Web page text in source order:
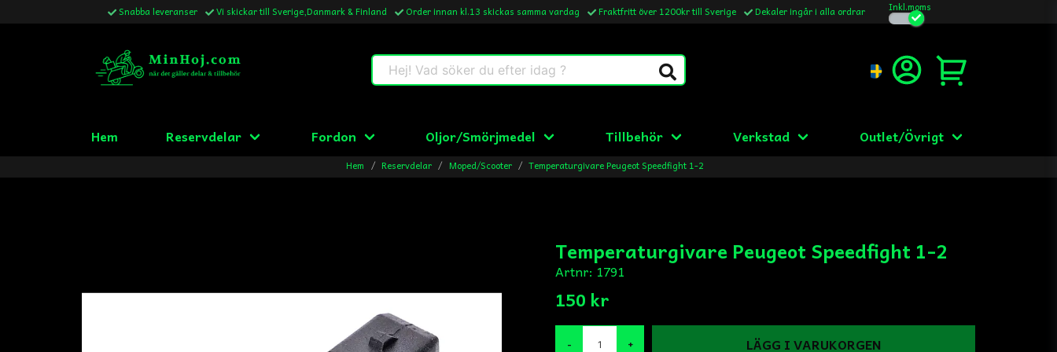
Snabba leveranser Vi skickar till Sverige,Danmark & Finland Order innan kl.13 skickas samma vardag Fraktfritt över 1200kr till Sverige Dekaler ingår i alla ordrar Inkl.moms
Hej! Vad söker du efter idag ?
Hem Reservdelar Fordon Oljor/Smörjmedel Tillbehör Verkstad Outlet/Övrigt
Hem Reservdelar Moped/Scooter Temperaturgivare Peugeot Speedfight 1-2
Temperaturgivare Peugeot Speedfight 1-2
Artnr: 1791
150 kr
- + LÄGG I VARUKORGEN